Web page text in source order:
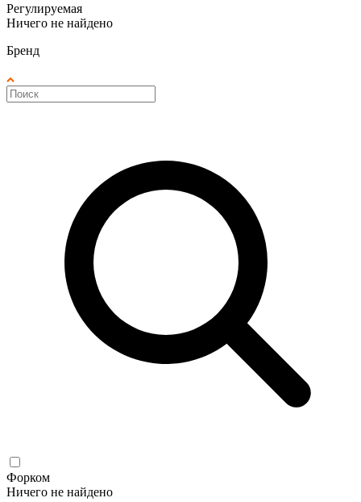
Регулируемая
Ничего не найдено
Бренд
Форком
Ничего не найдено